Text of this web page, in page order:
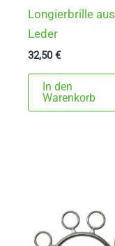
Longierbrille aus
Leder
32,50€
In den
Warenkorb